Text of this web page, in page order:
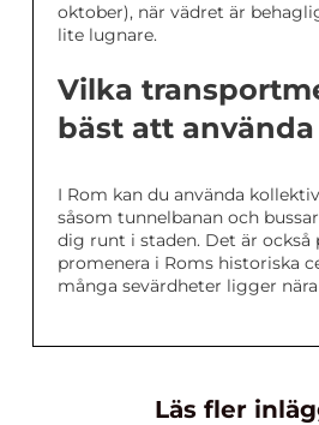
oktober), när vädret är
lite lugnare.
Vilka
bäst att använda
I Rom kan du använda
såsom tunnelbanan och
dig runt i staden. Det är också
promenera i Roms historiska
många sevärdheter ligger
Läs fler